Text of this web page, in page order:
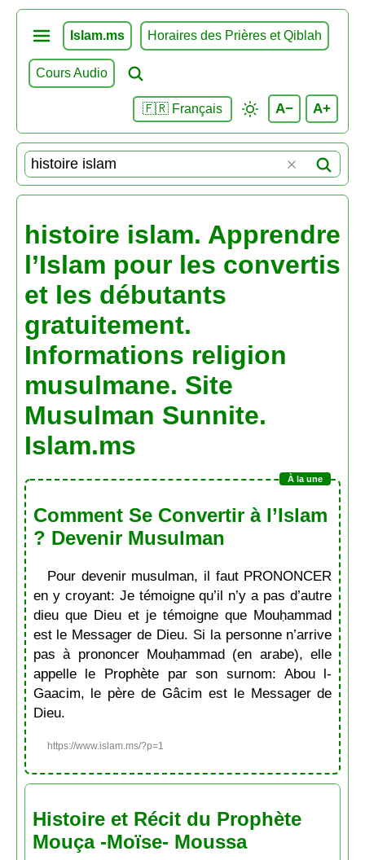
Islam.ms Horaires des Prières et Qiblah
Cours Audio
🇫🇷 Français A− A+
histoire islam. Apprendre
l’Islam pour les convertis
et les débutants
gratuitement.
Informations religion
musulmane. Site
Musulman Sunnite.
Islam.ms
Comment Se Convertir à l’Islam
? Devenir Musulman
Pour devenir musulman, il faut PRONONCER
en y croyant: Je témoigne qu’il n’y a pas d’autre
dieu que Dieu et je témoigne que Mouḥammad
est le Messager de Dieu. Si la personne n’arrive
pas à prononcer Mouḥammad (en arabe), elle
appelle le Prophète par son surnom: Abou l-
Gaacim, le père de Gâcim est le Messager de
Dieu.
https://www.islam.ms/?p=1
Histoire et Récit du Prophète
Mouça -Moïse- Moussa